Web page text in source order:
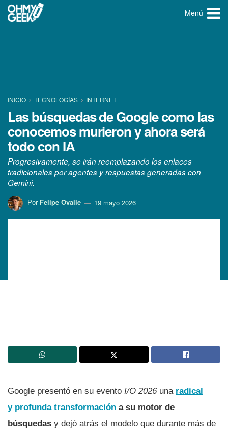
Menú
INICIO TECNOLOGÍ­AS INTERNET
Las búsquedas de Google como las
conocemos murieron y ahora será
todo con IA
Progresivamente, se irán reemplazando los enlaces
tradicionales por agentes y respuestas generadas con
Gemini.
Por Felipe Ovalle 19 mayo 2026
Google presentó en su evento I/O 2026una radical
y profunda transformación a su motor de
búsquedas y dejó atrás el modelo que durante más de